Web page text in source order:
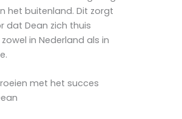
het buitenland. Dit zorgt
dat Dean zich thuis
in Nederland als in
met het succes